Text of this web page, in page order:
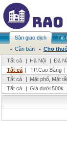
Sàn giao dịch Tin
Cần bán
Cho thuê
Tất cả
| Hà Nội | Đà
Tất cả | TP.Cao Bằng |
Tất cả
| Mặt phố, Mặt
Tất cả
| Giá dưới 500k